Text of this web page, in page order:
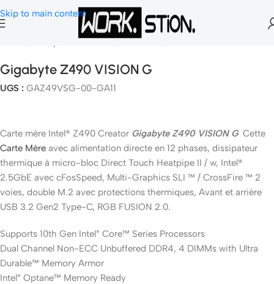
Skip to main content
Composants Gamer Carte Mère
Gigabyte Z490 VISION G
UGS : GAZ49VSG-00-GA11
Carte mère Intel® Z490 Creator Gigabyte Z490 VISION GCette
Carte Mère avec alimentation directe en 12 phases, dissipateur
thermique à micro-bloc Direct Touch Heatpipe II / w, Intel®
2.5GbE avec cFosSpeed, Multi-Graphics SLI ™ / CrossFire ™ 2
voies, double M.2 avec protections thermiques, Avant et arrière
USB 3.2 Gen2 Type-C, RGB FUSION 2.0.
Supports 10th Gen Intel® Core™ Series Processors
Dual Channel Non-ECC Unbuffered DDR4, 4 DIMMs with Ultra
Durable™ Memory Armor
Intel® Optane™ Memory Ready